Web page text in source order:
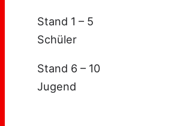
Stand 1 – 5
Schüler
Stand 6 – 10
Jugend